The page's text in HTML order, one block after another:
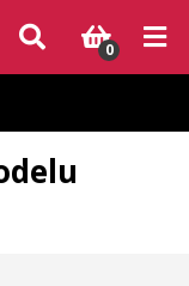
nejsou skladem,
0